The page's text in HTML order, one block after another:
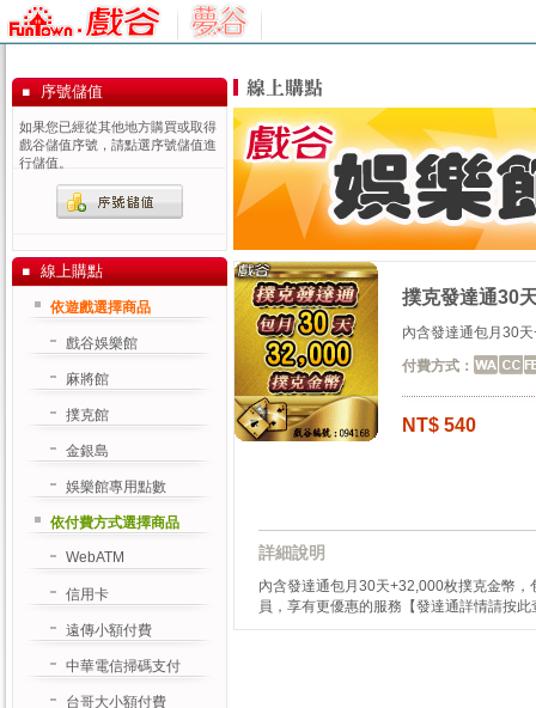
撲克發達通30
內含發達通包月30
付費方式：
NT$ 540
詳細說明
內含發達通包月30天+32,000枚撲克金幣
員，享有更優惠的服務 【發達通詳情請按
序號儲值
如果您已經從其他地方購買或取得
戲谷儲值序號，請點選序號儲值進
行儲值。
線上購點
依遊戲選擇商品
戲谷娛樂館
麻將館
撲克館
金銀島
娛樂館專用點數
依付費方式選擇商品
WebATM
信用卡
遠傳小額付費
中華電信掃碼支付
台哥大小額付費